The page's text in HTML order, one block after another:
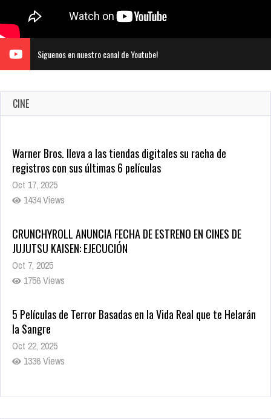
Siguenos en nuestro canal de Youtube!
CINE
Warner Bros. lleva a las tiendas digitales su racha de
registros con sus últimas 6 películas
Oct 17, 2025
1434 Views
CRUNCHYROLL ANUNCIA FECHA DE ESTRENO EN CINES DE
JUJUTSU KAISEN: EJECUCIÓN
Oct 7, 2025
1756 Views
5 Películas de Terror Basadas en la Vida Real que te Helarán
la Sangre
Oct 22, 2025
1336 Views
Revive el terror: El conjuro 4: Últimos ritos ya está disponible